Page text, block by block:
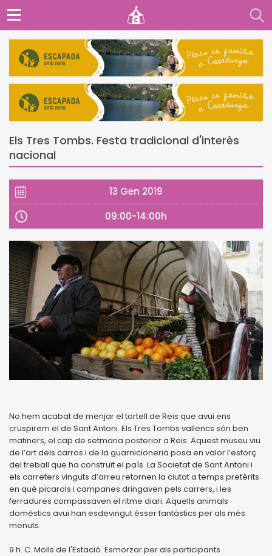
Els Tres Tombs. Festa tradicional d'interès
nacional
13 Gen 2019
09:00-14:00h
No hem acabat de menjar el tortell de Reis que avui ens
cruspirem el de Sant Antoni. Els Tres Tombs vallencs són ben
matiners, el cap de setmana posterior a Reis. Aquest museu viu
de l’art dels carros i de la guarnicioneria posa en valor l’esforç
del treball que ha construït el país. La Societat de Sant Antoni i
els carreters vinguts d’arreu retornen la ciutat a temps pretèrits
en què picarols i campanes dringaven pels carrers, i les
ferradures compassaven el ritme diari. Aquells animals
domèstics avui han esdevingut ésser fantàstics per als més
menuts.
9 h. C. Molls de l'Estació. Esmorzar per als participants